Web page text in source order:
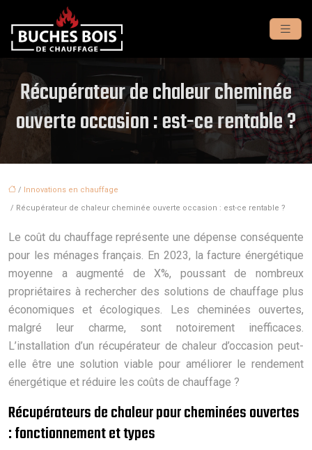
Récupérateur de chaleur cheminée
ouverte occasion : est-ce rentable ?
/ Innovations en chauffage
/ Récupérateur de chaleur cheminée ouverte occasion : est-ce rentable ?
Le coût du chauffage représente une dépense conséquente
pour les ménages français. En 2023, la facture énergétique
moyenne a augmenté de X%, poussant de nombreux
propriétaires à rechercher des solutions de chauffage plus
économiques et écologiques. Les cheminées ouvertes,
malgré leur charme, sont notoirement inefficaces.
L’installation d’un récupérateur de chaleur d’occasion peut-
elle être une solution viable pour améliorer le rendement
énergétique et réduire les coûts de chauffage ?
Récupérateurs de chaleur pour cheminées ouvertes
: fonctionnement et types